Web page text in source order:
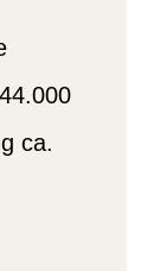
ca.